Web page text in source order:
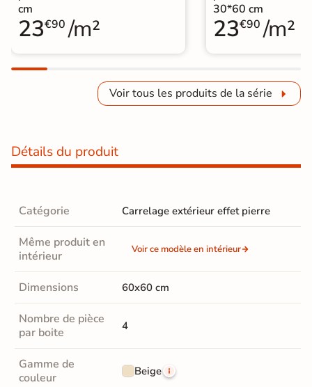
cm
23€90 /m²
30*60 cm
23€90 /m²
Voir tous les produits de la série
Détails du produit
Catégorie Carrelage extérieur effet pierre
Même produit en
intérieur
Voir ce modèle en intérieur
Dimensions 60x60 cm
Nombre de pièce
par boite
4
Gamme de
couleur
Beige